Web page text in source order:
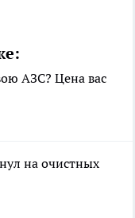
АЗС? Цена вас
на очистных